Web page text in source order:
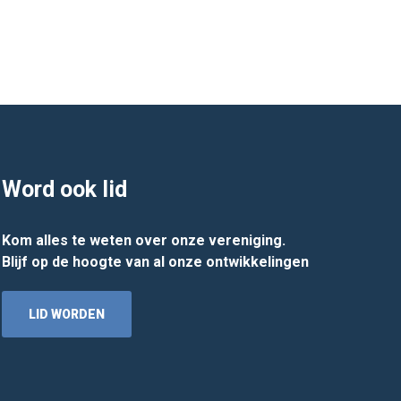
Word ook lid
Kom alles te weten over onze vereniging.
Blijf op de hoogte van al onze ontwikkelingen
LID WORDEN